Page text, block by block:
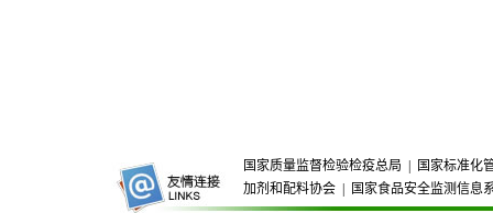
国家质量监督检验检疫总局
国家标准化
加剂和配料协会
国家食品安全监测信息